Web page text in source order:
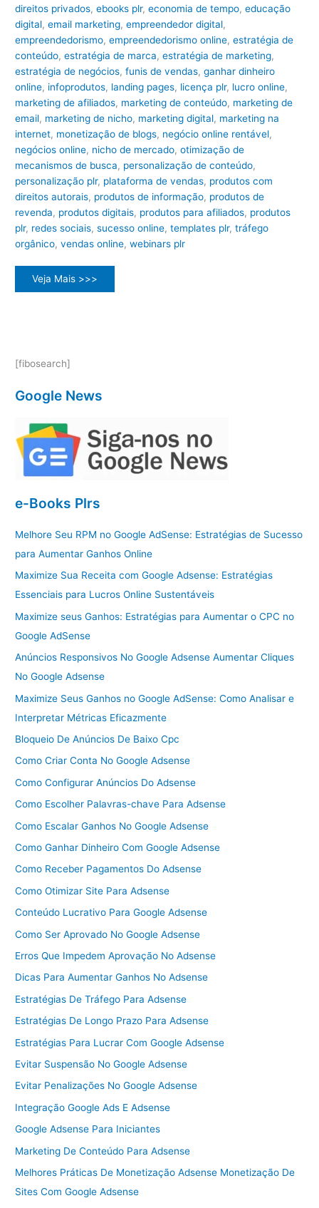
direitos privados,ebooks plr,economia de tempo,educação
digital,email marketing,empreendedor digital,
empreendedorismo,empreendedorismo online,estratégia de
conteúdo,estratégia de marca,estratégia de marketing,
estratégia de negócios,funis de vendas,ganhar dinheiro
online, infoprodutos, landing pages, licença plr, lucro online,
marketing de afiliados, marketing de conteúdo, marketing de
email, marketing de nicho, marketing digital, marketing na
internet, monetização de blogs, negócio online rentável,
negócios online, nicho de mercado,otimização de
mecanismos de busca, personalização de conteúdo,
personalização plr, plataforma de vendas, produtos com
direitos autorais, produtos de informação, produtos de
revenda, produtos digitais, produtos para afiliados, produtos
plr, redes sociais,sucesso online,templates plr,tráfego
orgânico,vendas online,webinars plr
Desvendando
Veja Mais >>>
[fibosearch]
Google News
e-Books Plrs
Melhore Seu RPM no Google AdSense: Estratégias de Sucesso
para Aumentar Ganhos Online
Maximize Sua Receita com Google Adsense: Estratégias
Essenciais para Lucros Online Sustentáveis
Maximize seus Ganhos: Estratégias para Aumentar o CPC no
Google AdSense
Anúncios Responsivos No Google Adsense Aumentar Cliques
No Google Adsense
Maximize Seus Ganhos no Google AdSense: Como Analisar e
Interpretar Métricas Eficazmente
Bloqueio De Anúncios De Baixo Cpc
Como Criar Conta No Google Adsense
Como Configurar Anúncios Do Adsense
Como Escolher Palavras-chave Para Adsense
Como Escalar Ganhos No Google Adsense
Como Ganhar Dinheiro Com Google Adsense
Como Receber Pagamentos Do Adsense
Como Otimizar Site Para Adsense
Conteúdo Lucrativo Para Google Adsense
Como Ser Aprovado No Google Adsense
Erros Que Impedem Aprovação No Adsense
Dicas Para Aumentar Ganhos No Adsense
Estratégias De Tráfego Para Adsense
Estratégias De Longo Prazo Para Adsense
Estratégias Para Lucrar Com Google Adsense
Evitar Suspensão No Google Adsense
Evitar Penalizações No Google Adsense
Integração Google Ads E Adsense
Google Adsense Para Iniciantes
Marketing De Conteúdo Para Adsense
Melhores Práticas De Monetização Adsense Monetização De
Sites Com Google Adsense